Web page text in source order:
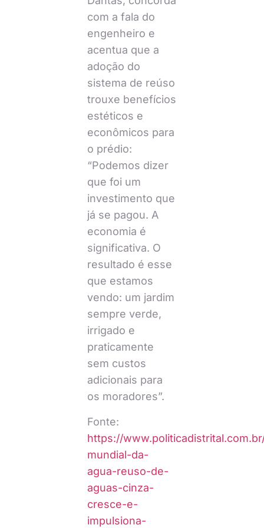
com a fala do
engenheiro e
acentua que a
adoção do
sistema de reúso
trouxe benefícios
estéticos e
econômicos para
o prédio:
“Podemos dizer
que foi um
investimento que
já se pagou. A
economia é
significativa. O
resultado é esse
que estamos
vendo: um jardim
sempre verde,
irrigado e
praticamente
sem custos
adicionais para
os moradores”.
Fonte:
https://
mundial-da-
agua-reuso-de-
aguas-cinza-
cresce-e-
impulsiona-